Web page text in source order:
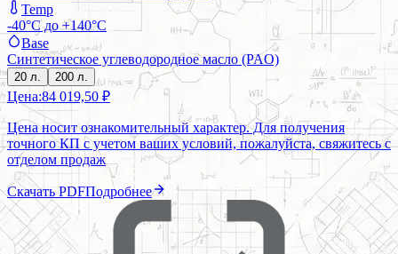
Temp
-40°C до +140°C
Base
Синтетическое углеводородное масло (PAO)
20 л. 200 л.
Цена:84 019,50 ₽
Цена носит ознакомительный характер. Для получения
точного КП с учетом ваших условий, пожалуйста, свяжитесь с
отделом продаж
Скачать PDFПодробнее